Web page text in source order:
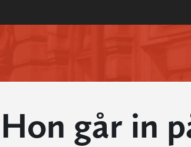
Hon går in